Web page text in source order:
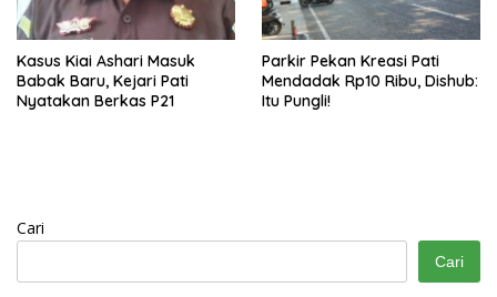
Kasus Kiai Ashari Masuk
Babak Baru, Kejari Pati
Nyatakan Berkas P21
Parkir Pekan Kreasi Pati
Mendadak Rp10 Ribu, Dishub:
Itu Pungli!
Cari
Cari